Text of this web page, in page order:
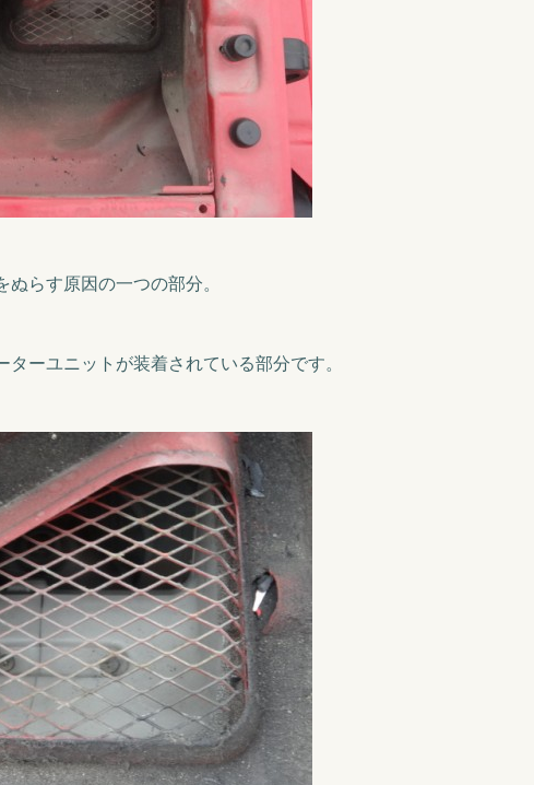
らす原因の一つの部分。
ターユニットが装着されている部分です。